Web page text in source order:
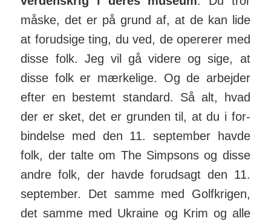
måske, det er på grund af, at de kan lide
at for­ud­sige ting, du ved, de ope­rerer med
disse folk. Jeg vil gå videre og sige, at
disse folk er mær­kelige. Og de ar­bejder
efter en bestemt standard. Så alt, hvad
der er sket, det er grunden til, at du i for­
bin­delse med den 11. sep­tember havde
folk, der talte om The Simpsons og disse
andre folk, der havde for­ud­sagt den 11.
sep­tember. Det samme med Golf­krigen,
det samme med Ukraine og Krim og alle